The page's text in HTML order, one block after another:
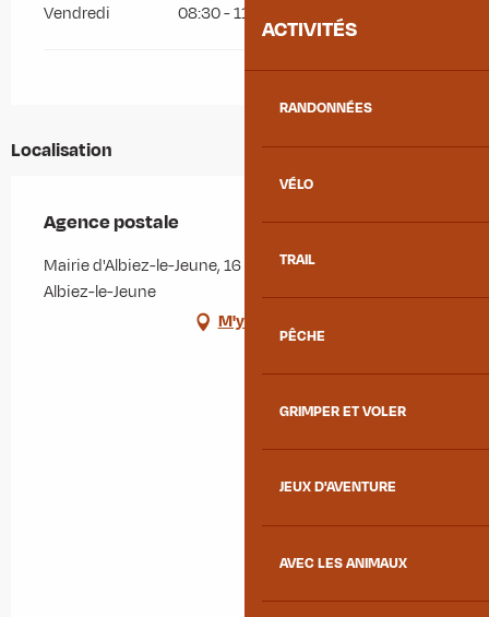
ACTIVITÉS
RANDONNÉES
VÉLO
TRAIL
PÊCHE
GRIMPER ET VOLER
JEUX D'AVENTURE
AVEC LES ANIMAUX
Vendredi 08:30 - 11:30 13:30 - 17:30
Localisation
Agence postale
Mairie d'Albiez-le-Jeune, 16 route de la Fesse, 73300
Albiez-le-Jeune
M'y rendre